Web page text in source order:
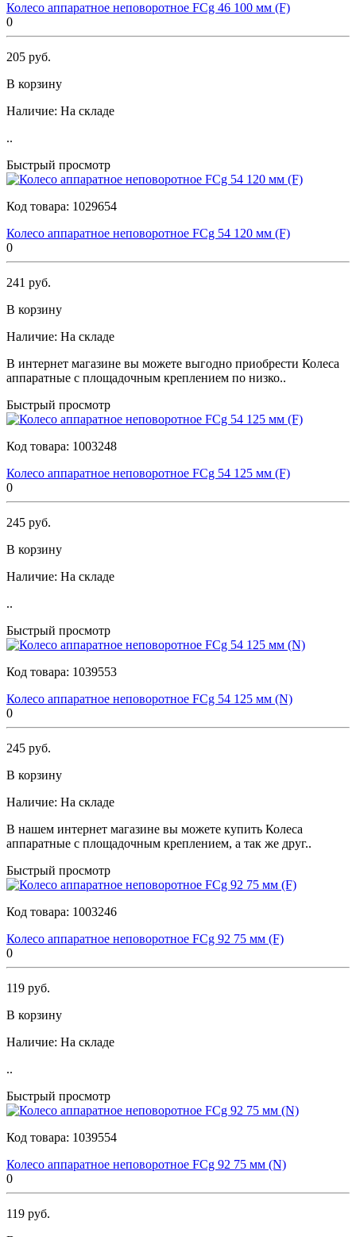
Колесо аппаратное неповоротное FCg 46 100 мм (F)
0
205 руб.
В корзину
Наличие: На складе
..
Быстрый просмотр
Код товара: 1029654
Колесо аппаратное неповоротное FCg 54 120 мм (F)
0
241 руб.
В корзину
Наличие: На складе
В интернет магазине вы можете выгодно приобрести Колеса
аппаратные с площадочным креплением по низко..
Быстрый просмотр
Код товара: 1003248
Колесо аппаратное неповоротное FCg 54 125 мм (F)
0
245 руб.
В корзину
Наличие: На складе
..
Быстрый просмотр
Код товара: 1039553
Колесо аппаратное неповоротное FCg 54 125 мм (N)
0
245 руб.
В корзину
Наличие: На складе
В нашем интернет магазине вы можете купить Колеса
аппаратные с площадочным креплением, а так же друг..
Быстрый просмотр
Код товара: 1003246
Колесо аппаратное неповоротное FCg 92 75 мм (F)
0
119 руб.
В корзину
Наличие: На складе
..
Быстрый просмотр
Код товара: 1039554
Колесо аппаратное неповоротное FCg 92 75 мм (N)
0
119 руб.